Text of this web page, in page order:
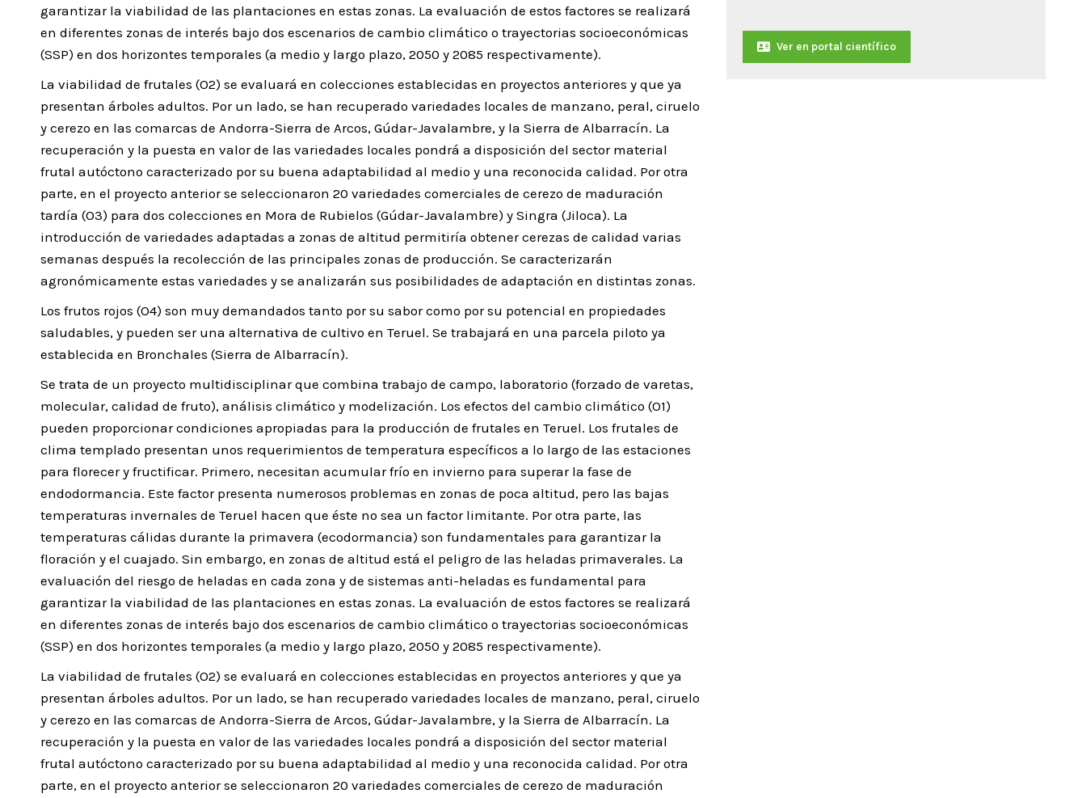
garantizar la viabilidad de las plantaciones en estas zonas. La evaluación de estos factores se realizará
en diferentes zonas de interés bajo dos escenarios de cambio climático o trayectorias socioeconómicas
(SSP) en dos horizontes temporales (a medio y largo plazo, 2050 y 2085 respectivamente).
La viabilidad de frutales (O2) se evaluará en colecciones establecidas en proyectos anteriores y que ya
presentan árboles adultos. Por un lado, se han recuperado variedades locales de manzano, peral, ciruelo
y cerezo en las comarcas de Andorra-Sierra de Arcos, Gúdar-Javalambre, y la Sierra de Albarracín. La
recuperación y la puesta en valor de las variedades locales pondrá a disposición del sector material
frutal autóctono caracterizado por su buena adaptabilidad al medio y una reconocida calidad. Por otra
parte, en el proyecto anterior se seleccionaron 20 variedades comerciales de cerezo de maduración
tardía (O3) para dos colecciones en Mora de Rubielos (Gúdar-Javalambre) y Singra (Jiloca). La
introducción de variedades adaptadas a zonas de altitud permitiría obtener cerezas de calidad varias
semanas después la recolección de las principales zonas de producción. Se caracterizarán
agronómicamente estas variedades y se analizarán sus posibilidades de adaptación en distintas zonas.
Los frutos rojos (O4) son muy demandados tanto por su sabor como por su potencial en propiedades
saludables, y pueden ser una alternativa de cultivo en Teruel. Se trabajará en una parcela piloto ya
establecida en Bronchales (Sierra de Albarracín).
Se trata de un proyecto multidisciplinar que combina trabajo de campo, laboratorio (forzado de varetas,
molecular, calidad de fruto), análisis climático y modelización. Los efectos del cambio climático (O1)
pueden proporcionar condiciones apropiadas para la producción de frutales en Teruel. Los frutales de
clima templado presentan unos requerimientos de temperatura específicos a lo largo de las estaciones
para florecer y fructificar. Primero, necesitan acumular frío en invierno para superar la fase de
endodormancia. Este factor presenta numerosos problemas en zonas de poca altitud, pero las bajas
temperaturas invernales de Teruel hacen que éste no sea un factor limitante. Por otra parte, las
temperaturas cálidas durante la primavera (ecodormancia) son fundamentales para garantizar la
floración y el cuajado. Sin embargo, en zonas de altitud está el peligro de las heladas primaverales. La
evaluación del riesgo de heladas en cada zona y de sistemas anti-heladas es fundamental para
garantizar la viabilidad de las plantaciones en estas zonas. La evaluación de estos factores se realizará
en diferentes zonas de interés bajo dos escenarios de cambio climático o trayectorias socioeconómicas
(SSP) en dos horizontes temporales (a medio y largo plazo, 2050 y 2085 respectivamente).
La viabilidad de frutales (O2) se evaluará en colecciones establecidas en proyectos anteriores y que ya
presentan árboles adultos. Por un lado, se han recuperado variedades locales de manzano, peral, ciruelo
y cerezo en las comarcas de Andorra-Sierra de Arcos, Gúdar-Javalambre, y la Sierra de Albarracín. La
recuperación y la puesta en valor de las variedades locales pondrá a disposición del sector material
frutal autóctono caracterizado por su buena adaptabilidad al medio y una reconocida calidad. Por otra
parte, en el proyecto anterior se seleccionaron 20 variedades comerciales de cerezo de maduración
Ver en portal científico